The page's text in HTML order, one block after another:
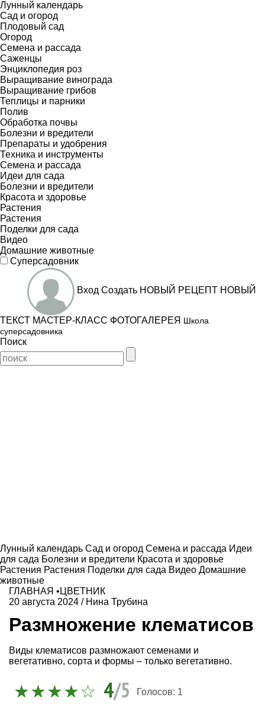
Лунный календарь
Сад и огород
Плодовый сад
Огород
Семена и рассада
Саженцы
Энциклопедия роз
Выращивание винограда
Выращивание грибов
Теплицы и парники
Полив
Обработка почвы
Болезни и вредители
Препараты и удобрения
Техника и инструменты
Семена и рассада
Идеи для сада
Болезни и вредители
Красота и здоровье
Растения
Растения
Поделки для сада
Видео
Домашние животные
Суперсадовник
Вход Создать НОВЫЙ РЕЦЕПТ НОВЫЙ
ТЕКСТ МАСТЕР-КЛАСС ФОТОГАЛЕРЕЯ Школа
суперсадовника
Поиск
Лунный календарь Сад и огород Семена и рассада Идеи
для сада Болезни и вредители Красота и здоровье
Растения Растения Поделки для сада Видео Домашние
животные
ГЛАВНАЯ • ЦВЕТНИК
20 августа 2024 / Нина Трубина
Размножение клематисов
Виды клематисов размножают семенами и
вегетативно, сорта и формы – только вегетативно.
4/5 Голосов: 1